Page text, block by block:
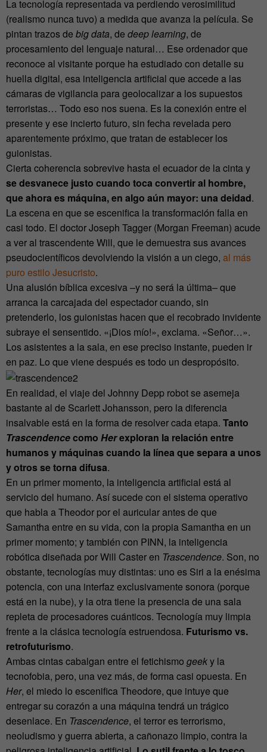
La tecnología representada va perdiendo verosimilitud
(realismo nunca tuvo) a medida que avanza la película. Se
pintan trazos de big data, de deep learning, de
procesamiento del lenguaje natural… Ese ordenador que
reconoce al visitante porque ha estudiado con detalle su
huella digital, esa inteligencia artificial que accede a las
cámaras de vigilancia para geolocalizar a los supuestos
terroristas… Todo eso nos suena. Es la conexión entre el
presente y ese incierto futuro, sin fecha revelada pero
aparentemente próximo, que tratan de establecer los
guionistas.
Cierta coherencia sobrevive hasta el ecuador de la cinta y
se desvanece justo cuando toca convertir al hombre,
que ahora es máquina, en algo aún mayor: una deidad.
La escena en que se escenifica la transformación falla en
casi todo. El doctor Joseph Tagger (Morgan Freeman) acude
a ver al trascendente Will, que le demuestra sus avances
pseudocientíficos devolviendo la visión a un ciego, al más
puro estilo Jesucristo.
Una alusión bíblica excesiva –y no será la última– que
arranca la carcajada del espectador cuando, sin
pretenderlo, los guionistas hacen que el recobrado invidente
subraye el sensentido. «¡Dios mío!», exclama. «Señor…».
Los asistentes a la sala, en ese preciso instante, pueden ir
en paz. Lo que viene después es todo un despropósito.
En realidad, el viaje del Johnny Depp robot se asemeja
bastante al de Scarlett Johansson, pero la diferencia
insalvable está en la forma de resolver cada etapa. Tanto
Trascendencecomo Herexploran la relación entre
humanos y máquinas cuando la línea que separa a unos
y otros se torna difusa.
En un primer momento, la inteligencia artificial está al
servicio del humano. Así sucede con el sistema operativo
que habla a Theodor por el auricular antes de que
Samantha entre en su vida, con la propia Samantha en un
primer momento; y también con PINN, la inteligencia
robótica diseñada por Will Caster en Trascendence. Son, no
obstante, tecnologías muy distintas: uno es Siri a la enésima
potencia, con una interfaz exclusivamente sonora (porque
está en la nube), y la otra tiene la presencia de una sala
repleta de procesadores cuánticos. Tecnología muy limpia
frente a la clásica tecnología estruendosa. Futurismo vs.
retrofuturismo.
Ambas cintas cabalgan entre el fetichismo geeky la
tecnofobia, pero, una vez más, de forma casi opuesta. En
Her, el miedo lo escenifica Theodore, que intuye que
entregar su corazón a una máquina tendrá un trágico
desenlace. En Trascendence, el terror es terrorismo,
neoludismo y guerra abierta, a cañonazo limpio, contra la